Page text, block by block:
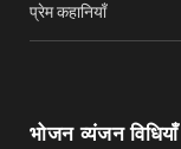
प्रेम कहानियाँ
भोजन व्यंजन विधियाँ